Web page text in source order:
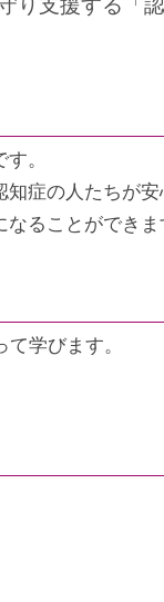
。
症の人たちが
ることができま
学びます。